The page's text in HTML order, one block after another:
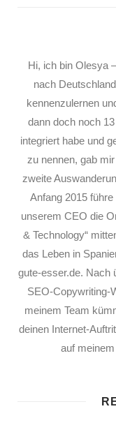
Hi, ich bin Olesya
nach
kennenzulernen
dann doch noch
integriert habe und
zu nennen, gab
zweite
Anfang 2015
unserem CEO die
& Technology“
das Leben in
gute-esser.de. Nach
SEO-Copywriting-
meinem Team
deinen Internet-
auf